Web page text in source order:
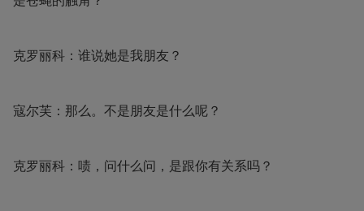
克罗丽科：谁说她是我朋友？
寇尔芙：那么。不是朋友是什么呢？
克罗丽科：啧，问什么问，是跟你有关系吗？